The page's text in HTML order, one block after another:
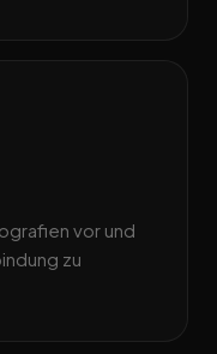
vor und
zu